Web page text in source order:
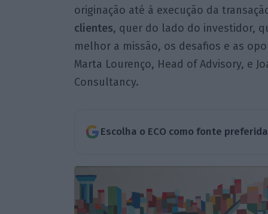
originação até à execução da
clientes, quer do lado do investidor,
melhor a missão, os desafios e as
Marta Lourenço, Head of Advisory, e
Consultancy.
Escolha o ECO como fonte